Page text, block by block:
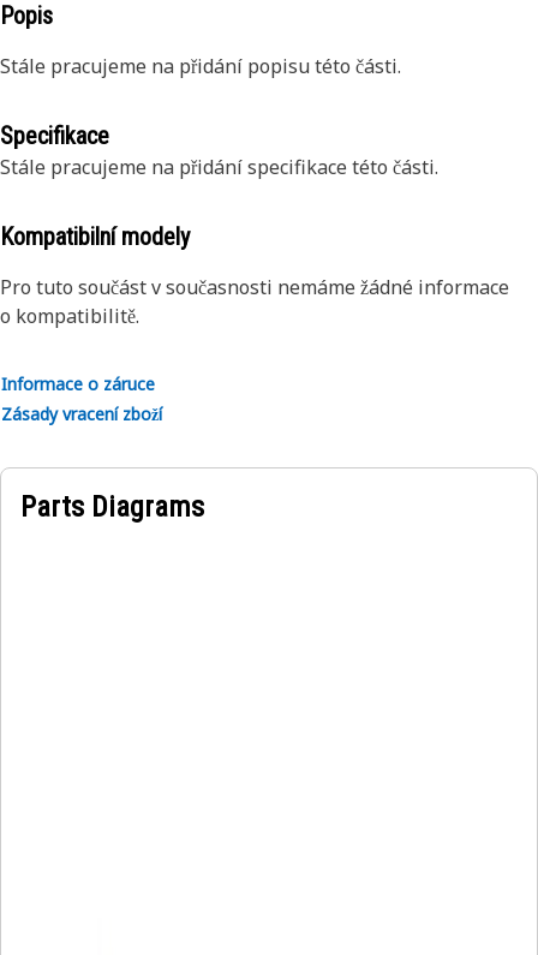
Popis
Stále pracujeme na přidání popisu této části.
Specifikace
Stále pracujeme na přidání specifikace této části.
Kompatibilní modely
Pro tuto součást v současnosti nemáme žádné informace
o kompatibilitě.
Informace o záruce
Zásady vracení zboží
Parts Diagrams